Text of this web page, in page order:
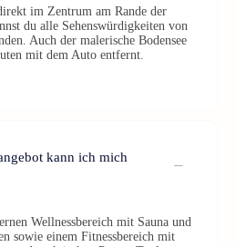
im Zentrum am Rande der
du alle Sehenswürdigkeiten von
Auch der malerische Bodensee
mit dem Auto entfernt.
kann ich mich
Wellnessbereich mit Sauna und
sowie einem Fitnessbereich mit